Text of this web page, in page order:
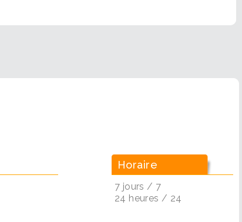
Horaire
7 jours / 7
24 heures / 24